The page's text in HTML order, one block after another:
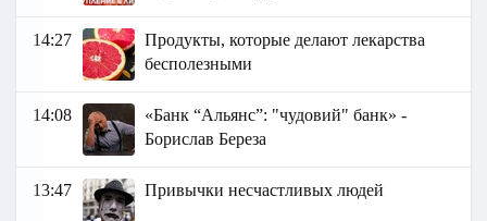
14:27
Продукты, которые делают лекарства
бесполезными
14:08
«Банк “Альянс”: "чудовий" банк» -
Борислав Береза
13:47 Привычки несчастливых людей